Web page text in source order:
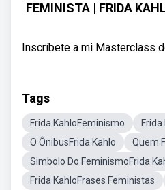
FEMINISTA | FRIDA
Inscríbete a mi Masterclass
Tags
Frida KahloFeminismo
O ÔnibusFrida Kahlo
Quem
Simbolo Do FeminismoFrida
Frida KahloFrases Feministas